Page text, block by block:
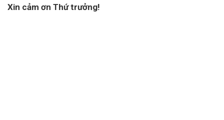
Xin cảm ơn Thứ trưởng!